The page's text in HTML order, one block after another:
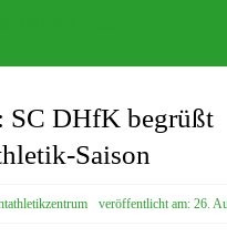
SC DHfK begrüßt
Saison
veröffentlicht am: 26.